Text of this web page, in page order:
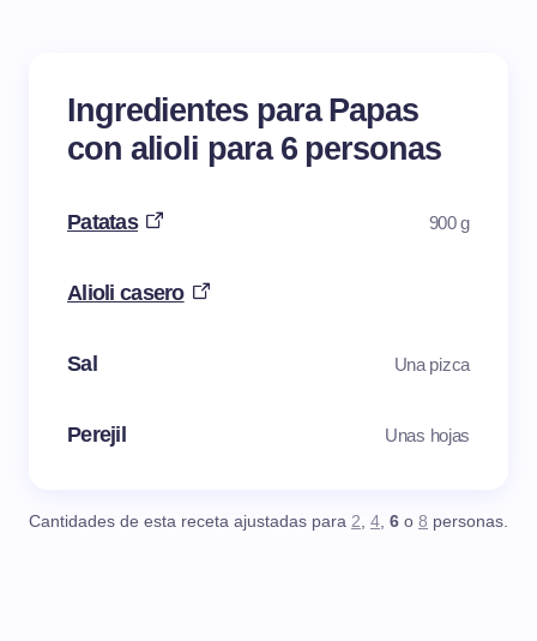
Ingredientes para Papas
con alioli para 6 personas
Patatas 900 g
Alioli casero
Sal Una pizca
Perejil Unas hojas
Cantidades de esta receta ajustadas para 2, 4, 6 o 8 personas.